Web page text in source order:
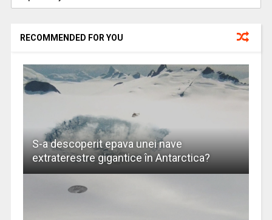
RECOMMENDED FOR YOU
S-a descoperit epava unei nave
extraterestre gigantice în Antarctica?